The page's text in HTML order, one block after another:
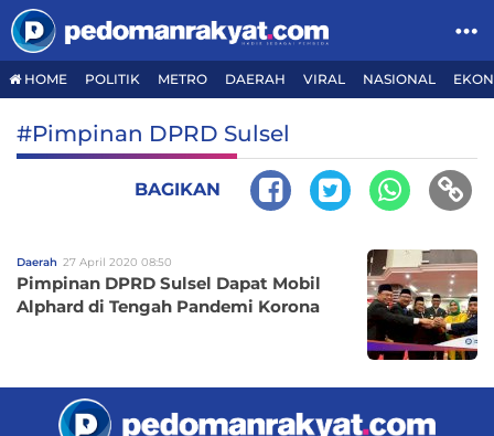
HOME POLITIK METRO DAERAH VIRAL NASIONAL
#Pimpinan DPRD Sulsel
BAGIKAN
Daerah 27 April 2020 08:50
Pimpinan DPRD Sulsel Dapat Mobil
Alphard di Tengah Pandemi Korona